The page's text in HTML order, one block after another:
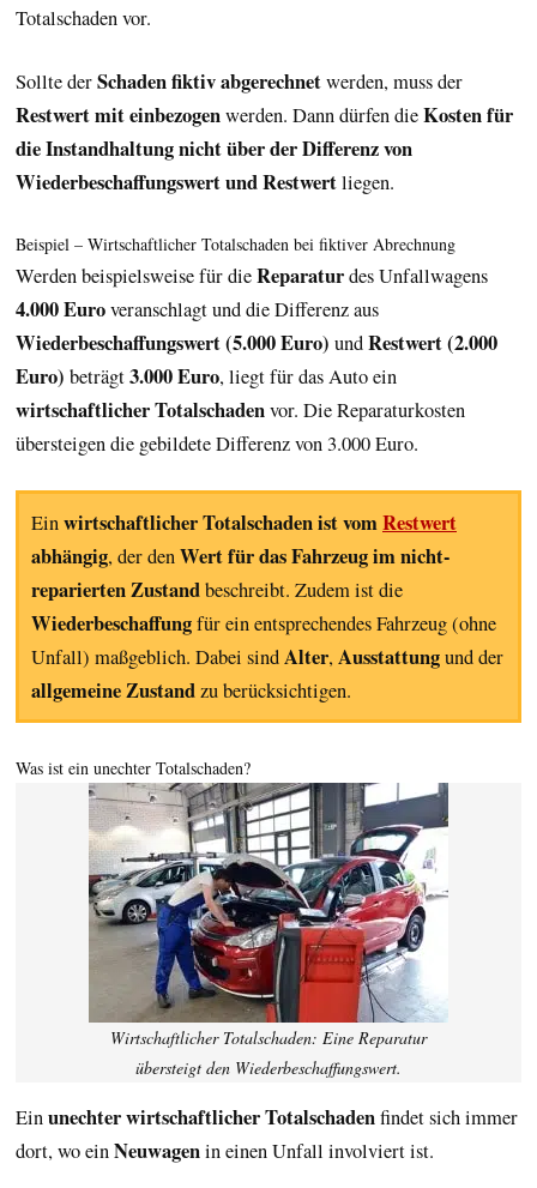
Totalschaden vor.
Sollte derSchaden fiktiv abgerechnetwerden, muss der
Restwert mit einbezogenwerden. Dann dürfen dieKosten für
die Instandhaltung nicht über der Differenz von
Wiederbeschaffungswert und Restwertliegen.
Beispiel – Wirtschaftlicher Totalschaden bei fiktiver Abrechnung
Werden beispielsweise für dieReparaturdes Unfallwagens
4.000 Euroveranschlagt und die Differenz aus
Wiederbeschaffungswert (5.000 Euro) undRestwert (2.000
Euro) beträgt3.000 Euro, liegt für das Auto ein
wirtschaftlicher Totalschadenvor. Die Reparaturkosten
übersteigen die gebildete Differenz von 3.000 Euro.
Einwirtschaftlicher Totalschaden ist vomRestwert
abhängig, der denWert für das Fahrzeug im nicht-
reparierten Zustandbeschreibt. Zudem ist die
Wiederbeschaffungfür ein entsprechendes Fahrzeug (ohne
Unfall) maßgeblich. Dabei sindAlter, Ausstattungund der
allgemeine Zustandzu berücksichtigen.
Was ist ein unechter Totalschaden?
Wirtschaftlicher Totalschaden: Eine Reparatur
übersteigt den Wiederbeschaffungswert.
Einunechter wirtschaftlicher Totalschadenfindet sich immer
dort, wo einNeuwagenin einen Unfall involviert ist.